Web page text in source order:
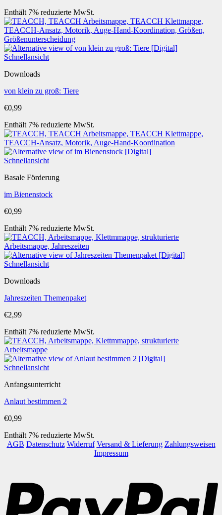
Enthält 7% reduzierte MwSt.
Schnellansicht
Downloads
von klein zu groß: Tiere
€0,99
Enthält 7% reduzierte MwSt.
Schnellansicht
Basale Förderung
im Bienenstock
€0,99
Enthält 7% reduzierte MwSt.
Schnellansicht
Downloads
Jahreszeiten Themenpaket
€2,99
Enthält 7% reduzierte MwSt.
Schnellansicht
Anfangsunterricht
Anlaut bestimmen 2
€0,99
Enthält 7% reduzierte MwSt.
AGB Datenschutz Widerruf Versand & Lieferung Zahlungsweisen
Impressum